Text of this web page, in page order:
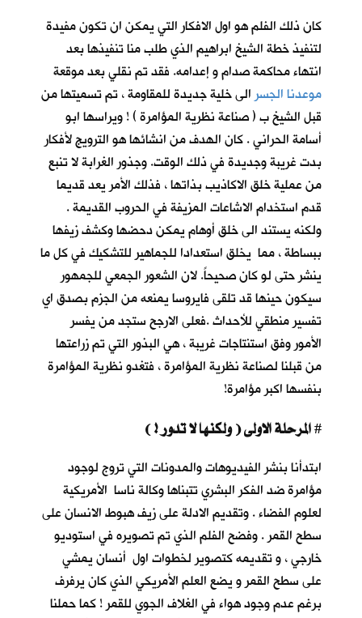
كان ذلك الفلم هو اول الافكار التي يمكن ان تكون مفيدة
لتنفيذ خطة الشيخ ابراهيم الذي طلب منا تنفيذها بعد
انتهاء محاكمة صدام و إعدامه. فقد تم نقلي بعد موقعة
موعدنا الجسرالى خلية جديدة للمقاومة ، تم تسميتها من
قبل الشيخ ب ( صناعة نظرية المؤامرة ) ! ويراسها ابو
أسامة الحراني . كان الهدف من انشائها هو الترويج لأفكار
بدت غريبة وجديدة في ذلك الوقت. وجذور الغرابة لا تنبع
من عملية خلق الاكاذيب بذاتها ، فذلك الأمر يعد قديما
قدم استخدام الاشاعات المزيفة في الحروب القديمة .
ولكنه يستند الى خلق أوهام يمكن دحضها وكشف زيفها
ببساطة ، مما يخلق استعدادا للجماهير للتشكيك في كل ما
ينشر حتى لو كان صحيحاً. لان الشعور الجمعي للجمهور
سيكون حينها قد تلقى فايروسا يمنعه من الجزم بصدق اي
تفسير منطقي للأحداث .فعلى الارجح ستجد من يفسر
الأمور وفق استنتاجات غريبة ، هي البذور التي تم زراعتها
من قبلنا لصناعة نظرية المؤامرة ، فتغدو نظرية المؤامرة
بنفسها اكبر مؤامرة!
#
ابتدأنا بنشر الفيديوهات والمدونات التي تروج لوجود
مؤامرة ضد الفكر البشري تتبناها وكالة ناسا الأمريكية
لعلوم الفضاء . وتقديم الادلة على زيف هبوط الانسان على
سطح القمر . وفضح الفلم الذي تم تصويره في استوديو
خارجي ، و تقديمه كتصوير لخطوات اول أنسان يمشي
على سطح القمر و يضع العلم الأمريكي الذي كان يرفرف
برغم عدم وجود هواء في الغلاف الجوي للقمر ! كما حملنا